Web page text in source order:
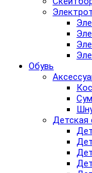
Обувь
Детская